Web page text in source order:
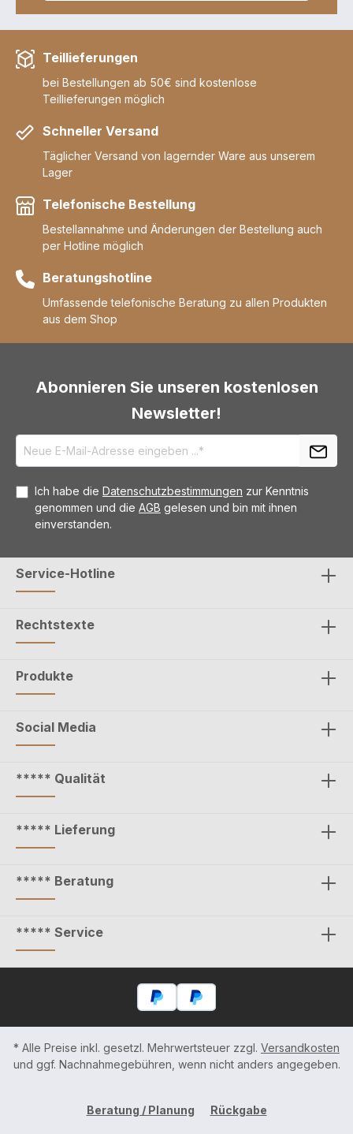
Teillieferungen
bei Bestellungen ab 50€ sind kostenlose
Teillieferungen möglich
Schneller Versand
Täglicher Versand von lagernder Ware aus unserem
Lager
Telefonische Bestellung
Bestellannahme und Änderungen der Bestellung auch
per Hotline möglich
Beratungshotline
Umfassende telefonische Beratung zu allen Produkten
aus dem Shop
Abonnieren Sie unseren kostenlosen
Newsletter!
Ich habe die Datenschutzbestimmungen zur Kenntnis
genommen und die AGB gelesen und bin mit ihnen
einverstanden.
Service-Hotline
Rechtstexte
Produkte
Social Media
***** Qualität
***** Lieferung
***** Beratung
***** Service
* Alle Preise inkl. gesetzl. Mehrwertsteuer zzgl. Versandkosten
und ggf. Nachnahmegebühren, wenn nicht anders angegeben.
Beratung / Planung Rückgabe